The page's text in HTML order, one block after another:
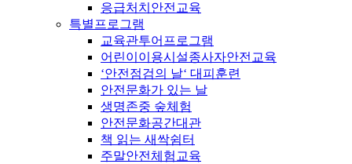
응급처치안전교육
특별프로그램
교육관투어프로그램
어린이이용시설종사자안전교육
‘안전점검의 날‘ 대피훈련
안전문화가 있는 날
생명존중 숲체험
안전문화공간대관
책 읽는 새싹쉼터
주말안전체험교육